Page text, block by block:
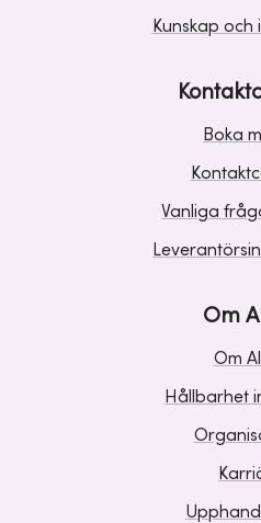
Kunskap och
Boka
Vanliga
Om
Om
Hållbarhet